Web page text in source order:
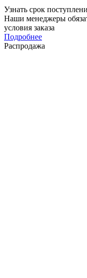
Узнать срок
Наши менеджеры
условия заказа
Подробнее
Распродажа